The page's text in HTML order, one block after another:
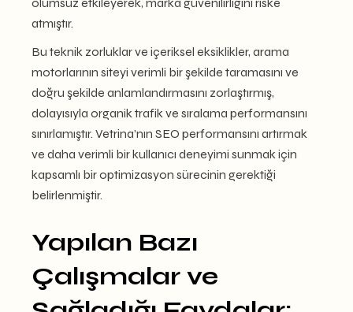
atmıştır.
Bu teknik zorluklar ve içeriksel eksiklikler, arama
motorlarının siteyi verimli bir şekilde taramasını ve
doğru şekilde anlamlandırmasını zorlaştırmış,
dolayısıyla organik trafik ve sıralama performansını
sınırlamıştır. Vetrina’nın SEO performansını artırmak
ve daha verimli bir kullanıcı deneyimi sunmak için
kapsamlı bir optimizasyon sürecinin gerektiği
belirlenmiştir.
Yapılan Bazı
Çalışmalar ve